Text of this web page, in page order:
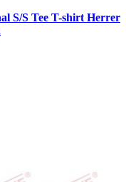
S/S Tee T-shirt Herrer